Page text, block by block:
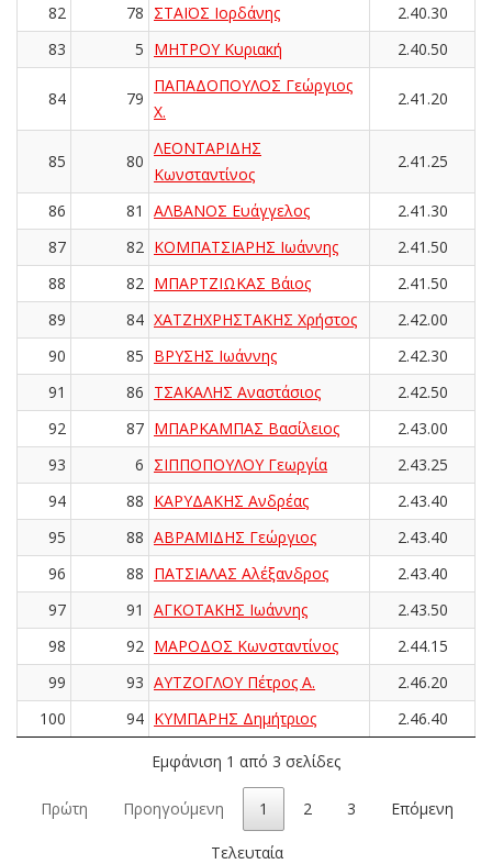
82
78 ΣΤΑΪΟΣ Ιορδάνης
2.40.30
83
5 ΜΗΤΡΟΥ Κυριακή 2.40.50
84 79
ΠΑΠΑΔΟΠΟΥΛΟΣ Γεώργιος
Χ.
2.41.20
85 80
ΛΕΟΝΤΑΡΙΔΗΣ
Κωνσταντίνος
2.41.25
86 81 ΑΛΒΑΝΟΣ Ευάγγελος
2.41.30
87
82 ΚΟΜΠΑΤΣΙΑΡΗΣ Ιωάννης
2.41.50
88
82 ΜΠΑΡΤΖΙΩΚΑΣ Βάιος
2.41.50
89
84 ΧΑΤΖΗΧΡΗΣΤΑΚΗΣ Χρήστος
2.42.00
90
85 ΒΡΥΣΗΣ Ιωάννης
2.42.30
91
86 ΤΣΑΚΑΛΗΣ Αναστάσιος
2.42.50
92
87 ΜΠΑΡΚΑΜΠΑΣ Βασίλειος
2.43.00
93
6 ΣΙΠΠΟΠΟΥΛΟΥ Γεωργία
2.43.25
94
88 ΚΑΡΥΔΑΚΗΣ Ανδρέας
2.43.40
95
88 ΑΒΡΑΜΙΔΗΣ Γεώργιος
2.43.40
96
88 ΠΑΤΣΙΑΛΑΣ Αλέξανδρος
2.43.40
97
91 ΑΓΚΟΤΑΚΗΣ Ιωάννης
2.43.50
98
92 ΜΑΡΟΔΟΣ Κωνσταντίνος
2.44.15
99
93 ΑΥΤΖΟΓΛΟΥ Πέτρος Α.
2.46.20
100
94 ΚΥΜΠΑΡΗΣ Δημήτριος 2.46.40
Εμφάνιση 1 από 3 σελίδες
Πρώτη Προηγούμενη 1 2 3 Επόμενη
Τελευταία